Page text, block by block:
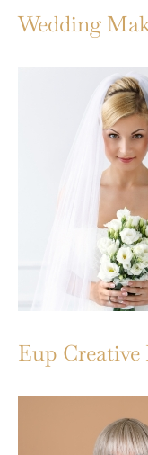
Wedding
Eup